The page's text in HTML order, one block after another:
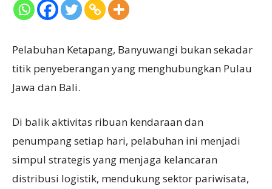
Pelabuhan Ketapang, Banyuwangi bukan sekadar
titik penyeberangan yang menghubungkan Pulau
Jawa dan Bali.
Di balik aktivitas ribuan kendaraan dan
penumpang setiap hari, pelabuhan ini menjadi
simpul strategis yang menjaga kelancaran
distribusi logistik, mendukung sektor pariwisata,